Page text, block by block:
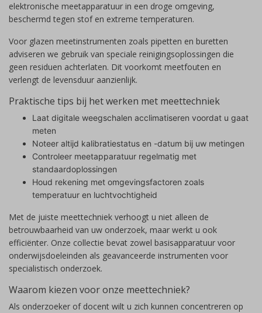
elektronische meetapparatuur in een droge omgeving,
beschermd tegen stof en extreme temperaturen.
Voor glazen meetinstrumenten zoals pipetten en buretten
adviseren we gebruik van speciale reinigingsoplossingen die
geen residuen achterlaten. Dit voorkomt meetfouten en
verlengt de levensduur aanzienlijk.
Praktische tips bij het werken met meettechniek
Laat digitale weegschalen acclimatiseren voordat u gaat
meten
Noteer altijd kalibratiestatus en -datum bij uw metingen
Controleer meetapparatuur regelmatig met
standaardoplossingen
Houd rekening met omgevingsfactoren zoals
temperatuur en luchtvochtigheid
Met de juiste meettechniek verhoogt u niet alleen de
betrouwbaarheid van uw onderzoek, maar werkt u ook
efficiënter. Onze collectie bevat zowel basisapparatuur voor
onderwijsdoeleinden als geavanceerde instrumenten voor
specialistisch onderzoek.
Waarom kiezen voor onze meettechniek?
Als onderzoeker of docent wilt u zich kunnen concentreren op